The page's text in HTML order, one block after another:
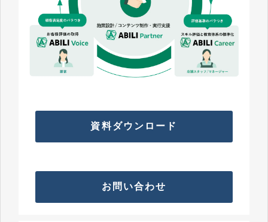
資料ダウンロード
お問い合わせ